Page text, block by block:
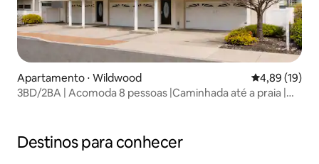
Apartamento ⋅ Wildwood 4,89 de uma
4,89 (19)
3BD/2BA | Acomoda 8 pessoas |Caminhada até a praia |
Destinos para conhecer